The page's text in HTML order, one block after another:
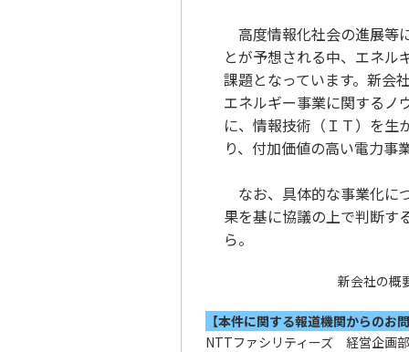
高度情報化社会の進展等
とが予想される中、エネル
課題となっています。新会
エネルギー事業に関するノ
に、情報技術（ＩＴ）を生
り、付加価値の高い電力事
なお、具体的な事業化に
果を基に協議の上で判断す
ら。
新会社の概
【本件に関する報道機関からのお
NTTファシリティーズ 経営企画